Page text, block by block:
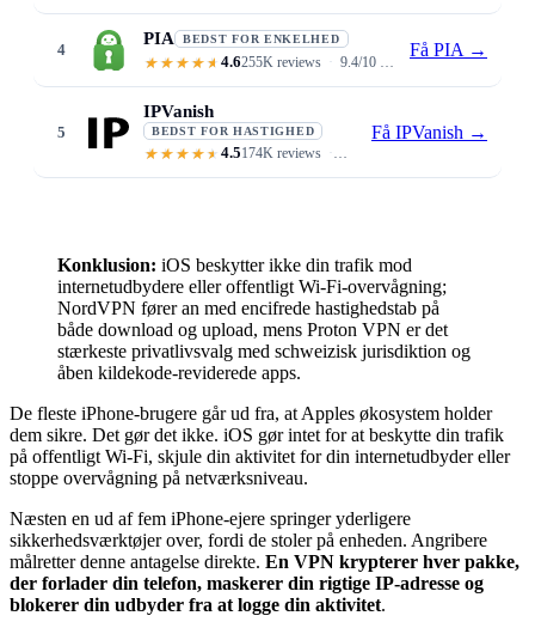
4
PIA BEDST FOR ENKELHED
4.6255K reviews 9.4/10 ease of use · 35,000+ servers · auto-connect on untrusted Wi-Fi
Få PIA →
5
IPVanish
BEDST FOR HASTIGHED
4.5174K reviews
Få IPVanish →
Konklusion: iOS beskytter ikke din trafik mod
internetudbydere eller offentligt Wi-Fi-overvågning;
NordVPN fører an med encifrede hastighedstab på
både download og upload, mens Proton VPN er det
stærkeste privatlivsvalg med schweizisk jurisdiktion og
åben kildekode-reviderede apps.
De fleste iPhone-brugere går ud fra, at Apples økosystem holder
dem sikre. Det gør det ikke. iOS gør intet for at beskytte din trafik
på offentligt Wi-Fi, skjule din aktivitet for din internetudbyder eller
stoppe overvågning på netværksniveau.
Næsten en ud af fem iPhone-ejere springer yderligere
sikkerhedsværktøjer over, fordi de stoler på enheden. Angribere
målretter denne antagelse direkte. En VPN krypterer hver pakke,
der forlader din telefon, maskerer din rigtige IP-adresse og
blokerer din udbyder fra at logge din aktivitet.